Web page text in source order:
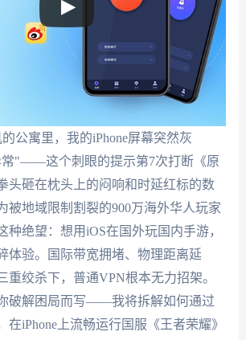
公寓里，我的iPhone屏幕突然灰
常"——这个刺眼的提示第7次打断《原
头砸在枕头上的闷响和时延红标的数
被地域限制割裂的900万海外华人玩家
种绝望：想用iOS在国外玩国内手游，
体验。国际带宽拥堵、物理距离延
重绞杀下，普通VPN根本无力招架。
破解困局而写——我将拆解如何通过
在iPhone上流畅运行国服《王者荣耀》